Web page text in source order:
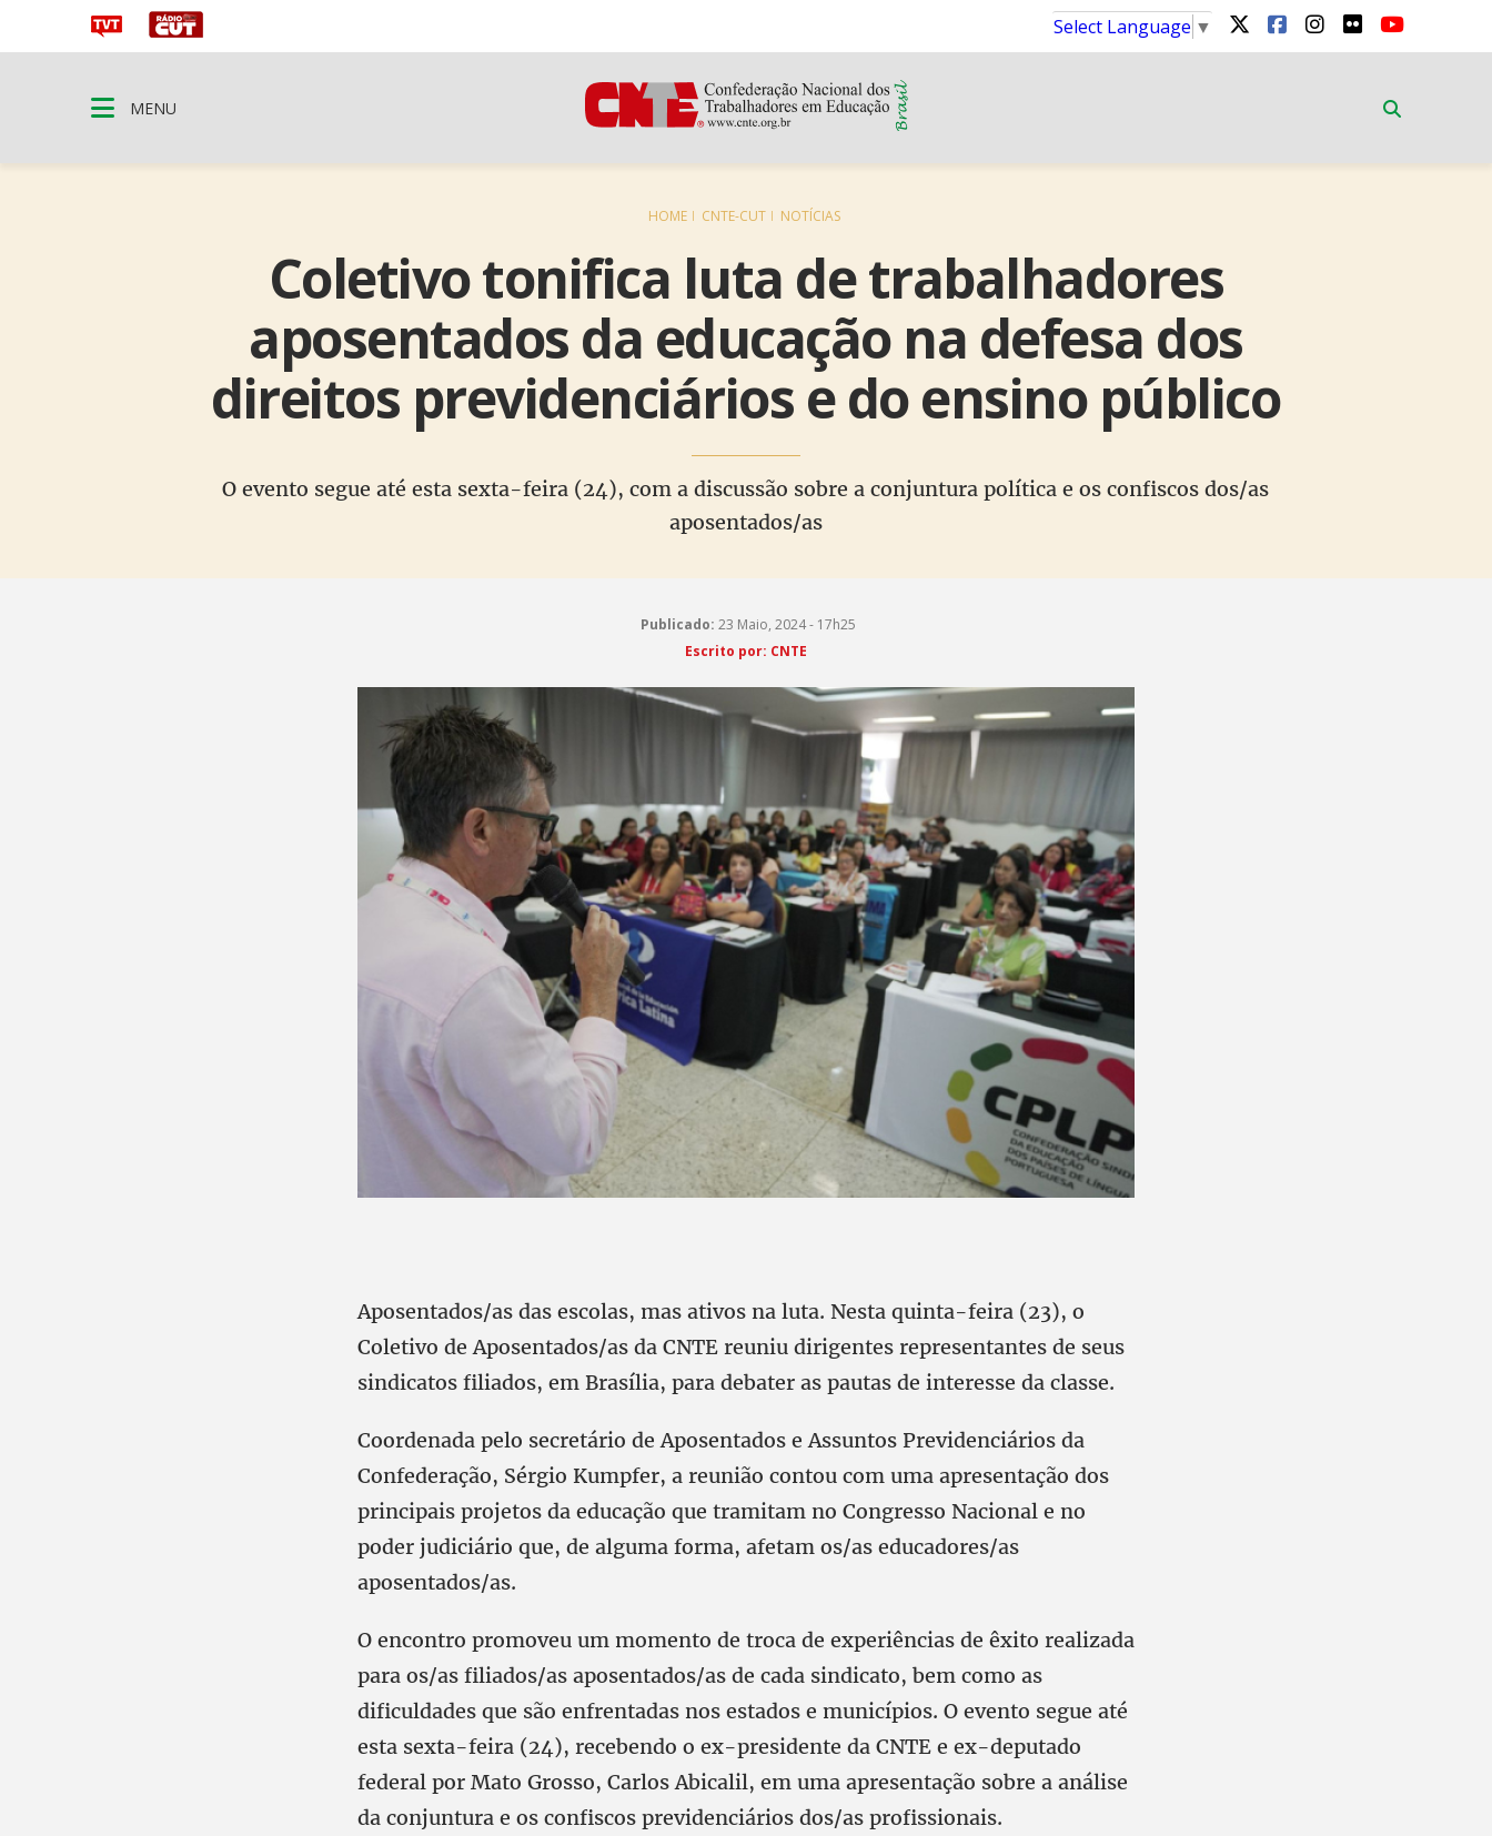
Select Language ▼
MENU
HOME CNTE-CUT NOTÍCIAS
Coletivo tonifica luta de trabalhadores
aposentados da educação na defesa dos
direitos previdenciários e do ensino público
O evento segue até esta sexta-feira (24), com a discussão sobre a conjuntura política e os confiscos dos/as
aposentados/as
Publicado: 23 Maio, 2024 - 17h25
Escrito por: CNTE
Aposentados/as das escolas, mas ativos na luta. Nesta quinta-feira (23), o
Coletivo de Aposentados/as da CNTE reuniu dirigentes representantes de seus
sindicatos filiados, em Brasília, para debater as pautas de interesse da classe.
Coordenada pelo secretário de Aposentados e Assuntos Previdenciários da
Confederação, Sérgio Kumpfer, a reunião contou com uma apresentação dos
principais projetos da educação que tramitam no Congresso Nacional e no
poder judiciário que, de alguma forma, afetam os/as educadores/as
aposentados/as.
O encontro promoveu um momento de troca de experiências de êxito realizada
para os/as filiados/as aposentados/as de cada sindicato, bem como as
dificuldades que são enfrentadas nos estados e municípios. O evento segue até
esta sexta-feira (24), recebendo o ex-presidente da CNTE e ex-deputado
federal por Mato Grosso, Carlos Abicalil, em uma apresentação sobre a análise
da conjuntura e os confiscos previdenciários dos/as profissionais.